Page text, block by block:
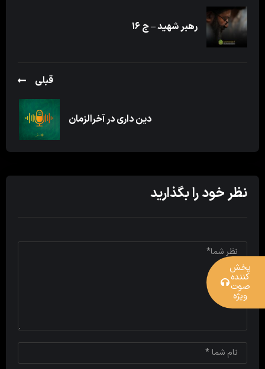
رهبر شهید – ج ۱۶
قبلی
دین داری در آخرالزمان
نظر خود را بگذارید
پخش
کننده
صوت
ویژه